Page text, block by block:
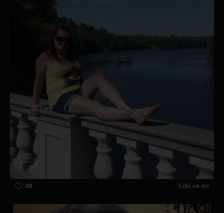
48 Líbí se mi